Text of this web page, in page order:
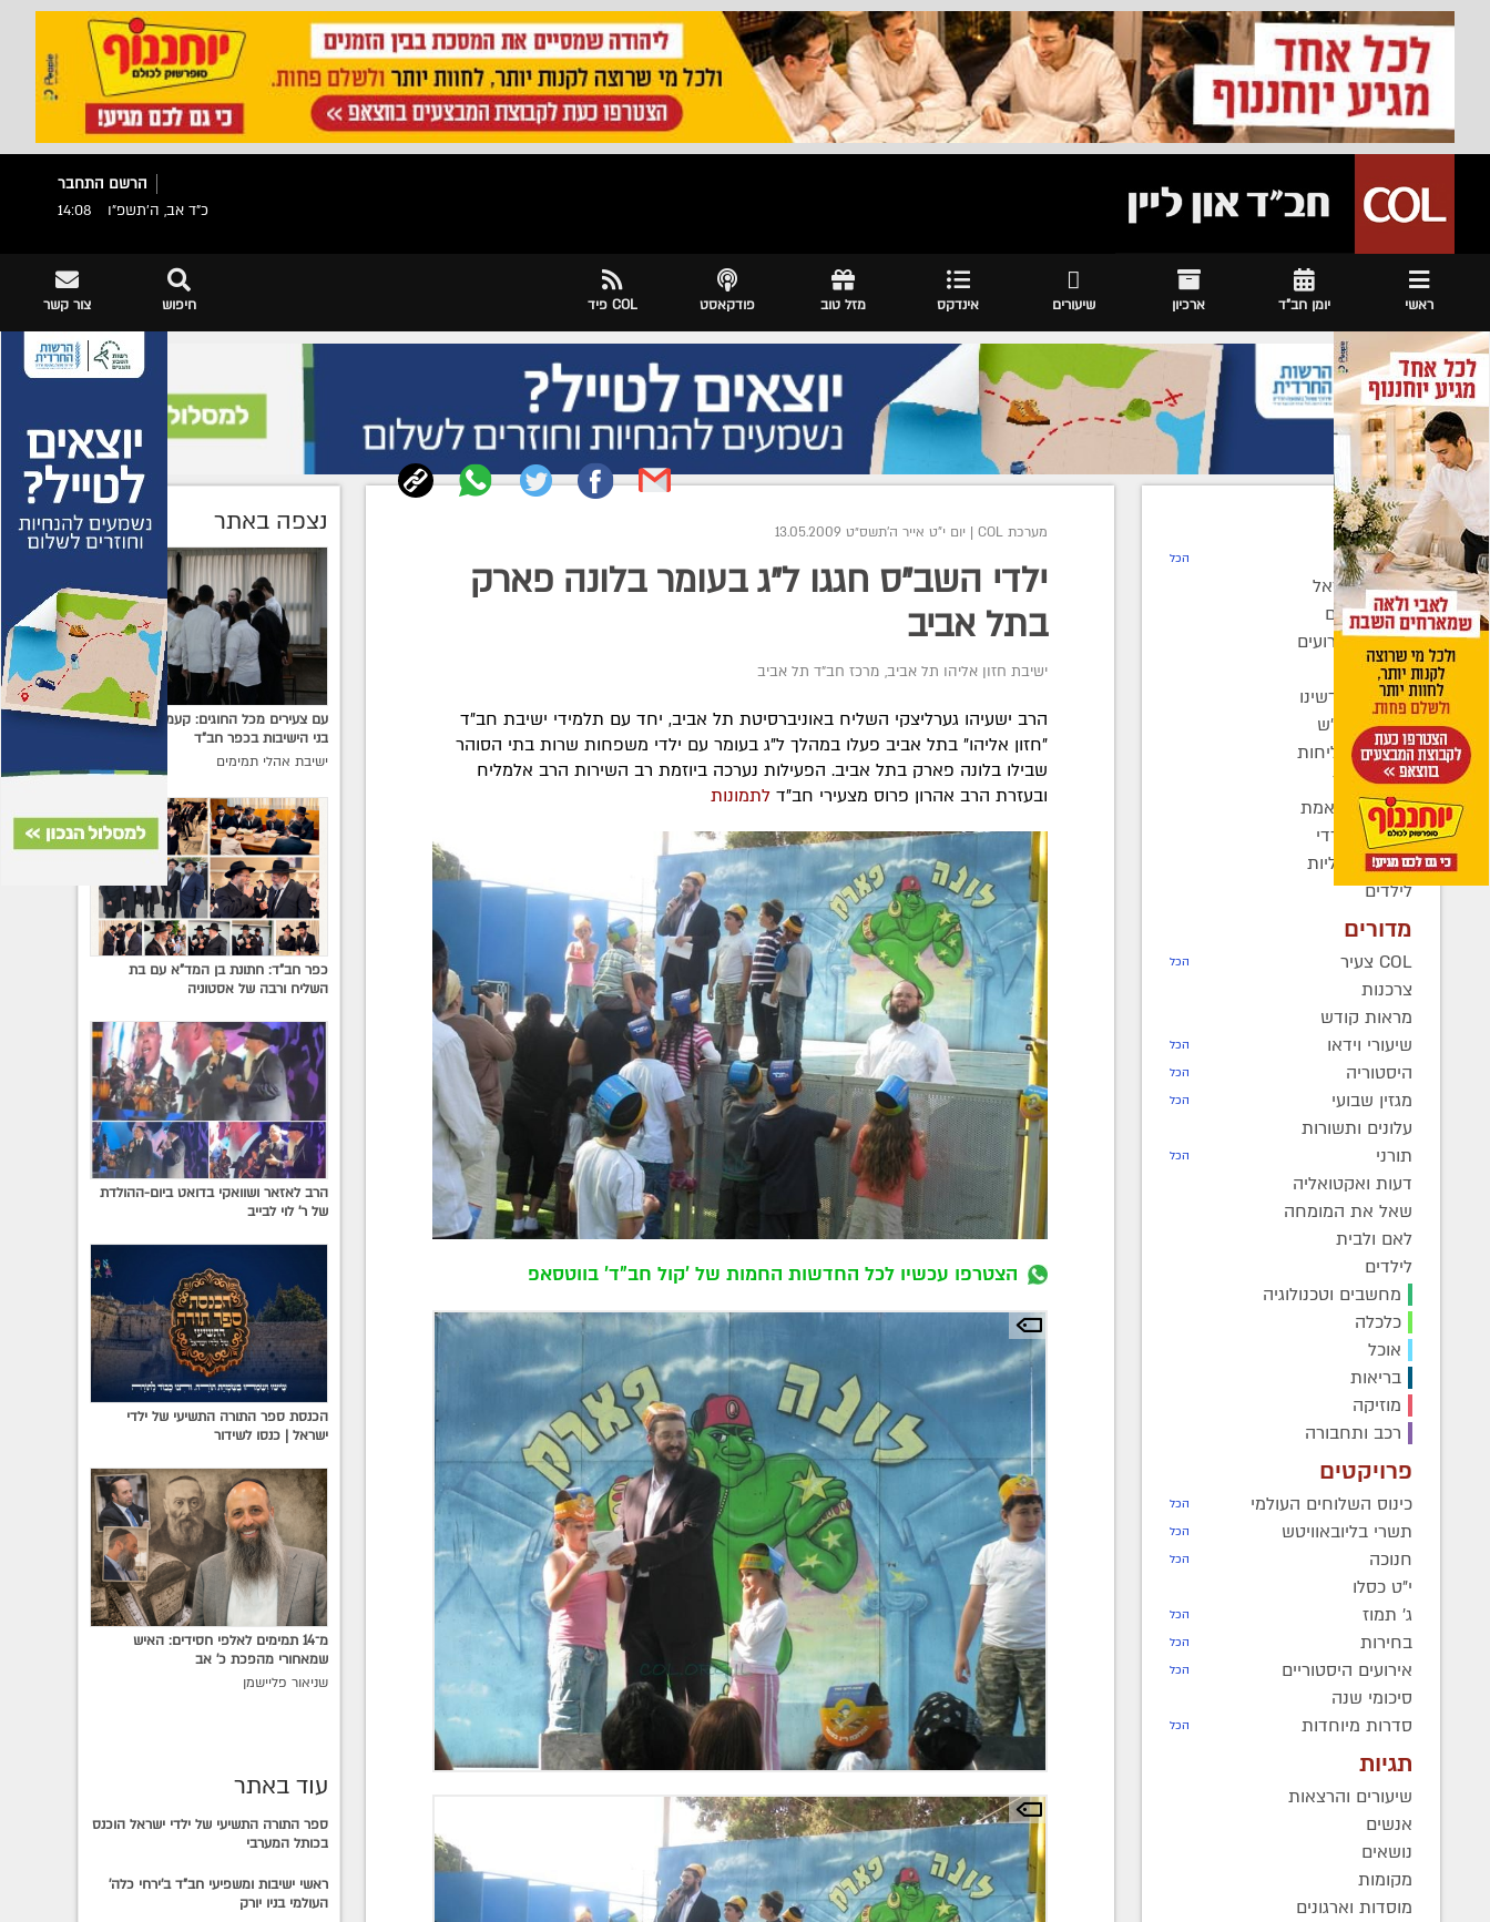
הרשם התחבר
כ"ד אב, ה׳תשפ״ו
14:08
ראשי יומן חב"ד ארכיון שיעורים אינדקס מזל טוב פודקאסט COL פיד צור קשר חיפוש
חדשות
רדיו COL הכל
חב"ד בישראל
חב"ד בעולם
כינוסים ואירועים
קהילות
בחצרות קדשינו
שמחות אנ"ש
יוצאים לשליחות
נשות חב"ד
ברוך דיין האמת
בעולם החרדי
חדשות כלליות
לילדים
מדורים
COL צעיר הכל
צרכנות
מראות קודש
שיעורי וידאו
הכל
היסטוריה הכל
מגזין שבועי הכל
עלונים ותשורות
תורני
הכל
דעות ואקטואליה
שאל את המומחה
לאם ולבית
לילדים
מחשבים וטכנולוגיה
כלכלה
אוכל
בריאות
מוזיקה
רכב ותחבורה
פרויקטים
כינוס השלוחים העולמי הכל
תשרי בליובאוויטש הכל
חנוכה הכל
י"ט כסלו
ג' תמוז
הכל
בחירות הכל
אירועים היסטוריים הכל
סיכומי שנה
סדרות מיוחדות
הכל
תגיות
שיעורים והרצאות
אנשים
נושאים
מקומות
מוסדות וארגונים
מערכת COL | יום י"ט אייר ה׳תשס״ט 13.05.2009
ילדי השב"ס חגגו ל"ג בעומר בלונה פארק
בתל אביב
ישיבת חזון אליהו תל אביב, מרכז חב"ד תל אביב
הרב ישעיהו גערליצקי השליח באוניברסיטת תל אביב, יחד עם תלמידי ישיבת חב"ד
"חזון אליהו" בתל אביב פעלו במהלך ל"ג בעומר עם ילדי משפחות שרות בתי הסוהר
שבילו בלונה פארק בתל אביב. הפעילות נערכה ביוזמת רב השירות הרב אלמליח
ובעזרת הרב אהרון פרוס מצעירי חב"דלתמונות
הצטרפו עכשיו לכל החדשות החמות של 'קול חב"ד' בווטסאפ
נצפה באתר
עם צעירים מכל החוגים: קעמפ גן ישראל
בני הישיבות בכפר חב"ד
ישיבת אהלי תמימים
כפר חב"ד: חתונת בן המד"א עם בת
השליח ורבה של אסטוניה
הרב לאזאר ושוואקי בדואט ביום-ההולדת
של ר' לוי לבייב
הכנסת ספר התורה התשיעי של ילדי
ישראל | כנסו לשידור
מ־14 תמימים לאלפי חסידים: האיש
שמאחורי מהפכת כ׳ אב
שניאור פליישמן
עוד באתר
ספר התורה התשיעי של ילדי ישראל הוכנס
בכותל המערבי
ראשי ישיבות ומשפיעי חב"ד ב'ירחי כלה'
העולמי בניו יורק